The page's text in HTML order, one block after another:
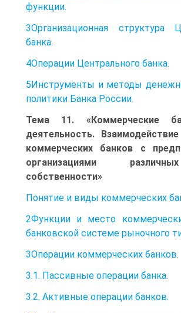
функции.
3Организационная структура
банка.
4Операции Центрального банка.
5Инструменты и методы
политики Банка России.
Тема 11. «Коммерческие
деятельность.
коммерческих банков с
организациями
собственности»
Понятие и виды коммерческих
2Функции и место
банковской системе рыночного
3Операции коммерческих банков.
3.1. Пассивные операции банка.
3.2. Активные операции банков.